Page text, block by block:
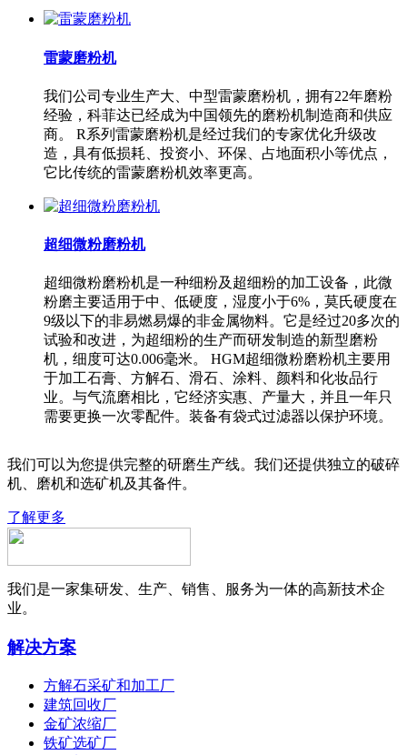
雷蒙磨粉机
我们公司专业生产大、中型雷蒙磨粉机，拥有22年磨粉
经验，科菲达已经成为中国领先的磨粉机制造商和供应
商。 R系列雷蒙磨粉机是经过我们的专家优化升级改
造，具有低损耗、投资小、环保、占地面积小等优点，
它比传统的雷蒙磨粉机效率更高。
超细微粉磨粉机
超细微粉磨粉机是一种细粉及超细粉的加工设备，此微
粉磨主要适用于中、低硬度，湿度小于6%，莫氏硬度在
9级以下的非易燃易爆的非金属物料。它是经过20多次的
试验和改进，为超细粉的生产而研发制造的新型磨粉
机，细度可达0.006毫米。 HGM超细微粉磨粉机主要用
于加工石膏、方解石、滑石、涂料、颜料和化妆品行
业。与气流磨相比，它经济实惠、产量大，并且一年只
需要更换一次零配件。装备有袋式过滤器以保护环境。
我们可以为您提供完整的研磨生产线。我们还提供独立的破碎
机、磨机和选矿机及其备件。
了解更多
我们是一家集研发、生产、销售、服务为一体的高新技术企
业。
解决方案
方解石采矿和加工厂
建筑回收厂
金矿浓缩厂
铁矿选矿厂